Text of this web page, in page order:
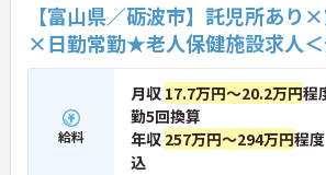
【富山県／砺波市】託児所あり
×日勤常勤★老人保健施設求人＜
給料
月収 17.7万円～20.2万円程
勤5回換算
年収 257万円～294万円程
込